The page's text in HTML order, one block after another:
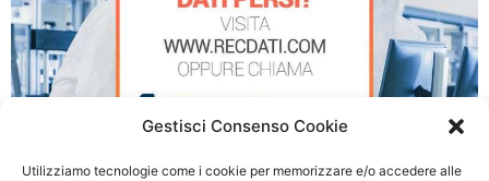
Gestisci Consenso Cookie
Utilizziamo tecnologie come i cookie per memorizzare e/o accedere alle